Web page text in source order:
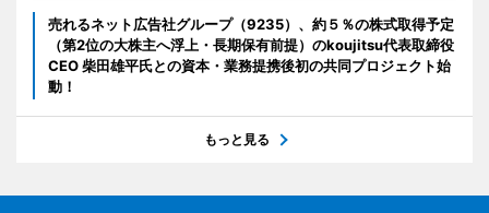
売れるネット広告社グループ（9235）、約５％の株式取得予定
（第2位の大株主へ浮上・長期保有前提）のkoujitsu代表取締役
CEO 柴田雄平氏との資本・業務提携後初の共同プロジェクト始
動！
もっと見る